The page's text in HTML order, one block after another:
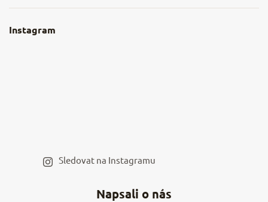
Obchodní podmínky
Nejčastější dotazy
Napsali o nás
Instagram
Sledovat na Instagramu
Hodnocení obchodu